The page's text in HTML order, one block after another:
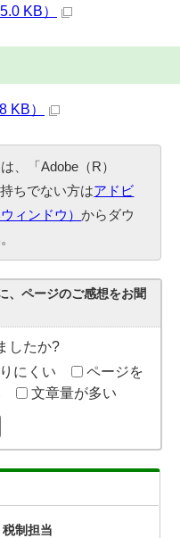
KB）
KB）
、「Adobe（R）
ちでない方はアドビ
ィンドウ）からダウ
、ページのご感想をお聞
したか?
にくい
ページを
文章量が多い
制担当